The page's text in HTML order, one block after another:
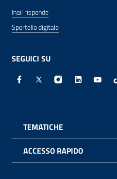
Inail risponde
Sportello digitale
SEGUICI SU
Facebook - Sito esterno -
X - Sito esterno -
Instagram -
Linkedin
TEMATICHE
ACCESSO RAPIDO